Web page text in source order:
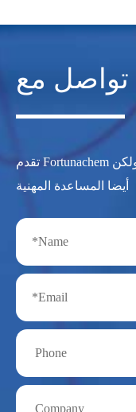
تقدم Fortunachem ليس فقط المنتجات الكيميائية المهنية ولكن
أيضا المساعدة المهنية